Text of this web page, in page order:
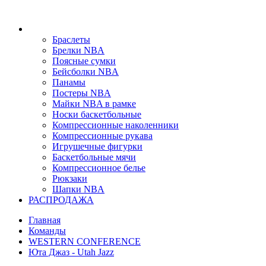
Браслеты
Брелки NBA
Поясные сумки
Бейсболки NBA
Панамы
Постеры NBA
Майки NBA в рамке
Носки баскетбольные
Компрессионные наколенники
Компрессионные рукава
Игрушечные фигурки
Баскетбольные мячи
Компрессионное белье
Рюкзаки
Шапки NBA
РАСПРОДАЖА
Главная
Команды
WESTERN CONFERENCE
Юта Джаз - Utah Jazz